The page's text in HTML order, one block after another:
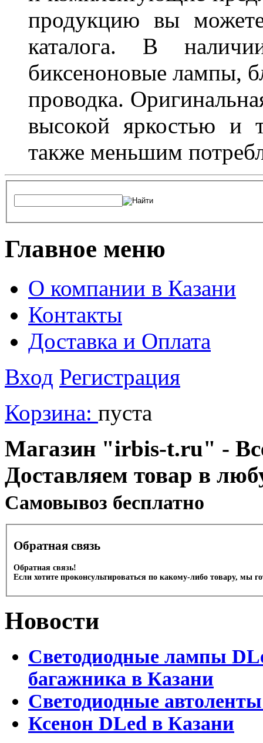
продукцию вы
каталога. В
биксеноновые лампы,
проводка.
высокой яркостью и
также меньшим
Главное меню
О компании в Казани
Контакты
Доставка и Оплата
Вход Регистрация
Корзина: пуста
Магазин "irbis-t.ru" -
Доставляем товар в
Cамовывоз бесплатно
Обратная связь
Обратная связь!
Если хотите проконсультироваться по какому-либо товару, мы
Новости
Светодиодные лампы
багажника в Казани
Светодиодные
Ксенон DLed в Казани